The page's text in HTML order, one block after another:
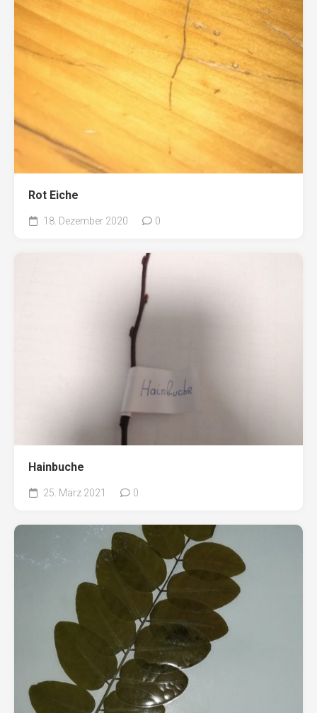
Rot Eiche
18. Dezember 2020 0
Hainbuche
25. März 2021 0